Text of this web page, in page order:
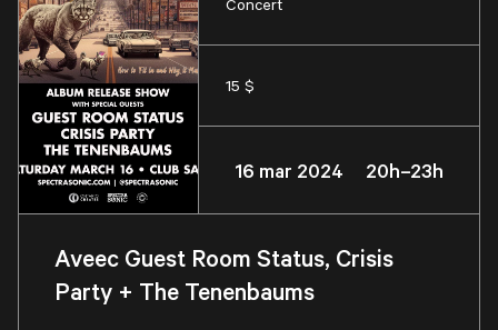
15 $
16 mar 2024 20h–23h
Aveec Guest Room Status, Crisis
Party + The Tenenbaums